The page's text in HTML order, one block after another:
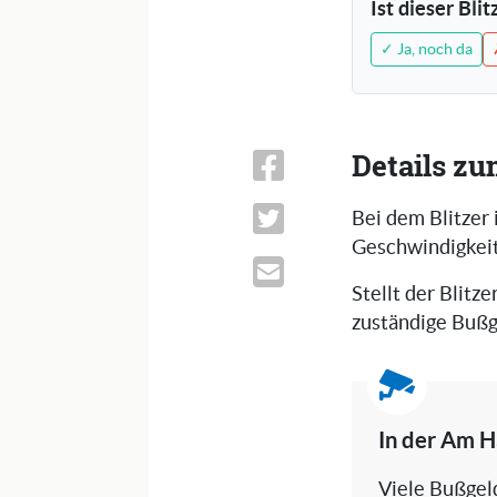
Ist dieser
✓ Ja, noch da
Details
Bei dem Blitzer
Stellt der
zuständige
In der Am
Viele